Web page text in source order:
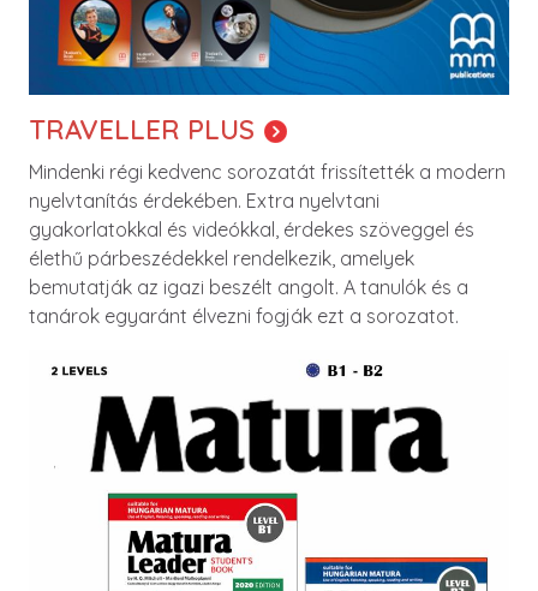
TRAVELLER PLUS
Mindenki régi kedvenc sorozatát frissítették a modern
nyelvtanítás érdekében. Extra nyelvtani
gyakorlatokkal és videókkal, érdekes szöveggel és
élethű párbeszédekkel rendelkezik, amelyek
bemutatják az igazi beszélt angolt. A tanulók és a
tanárok egyaránt élvezni fogják ezt a sorozatot.
Image